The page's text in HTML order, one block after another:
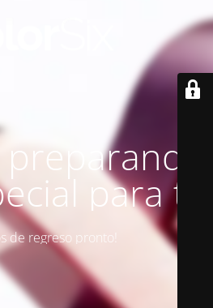
para ti
de regreso pronto!